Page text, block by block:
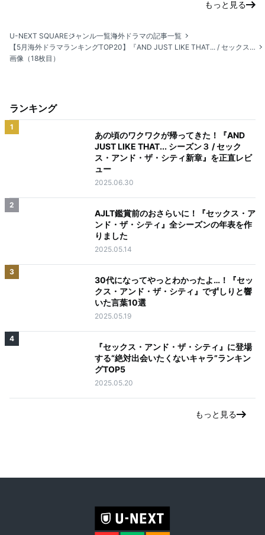
もっと見る
U-NEXT SQUAREジャンル一覧海外ドラマの記事一覧
【5月海外ドラマランキングTOP20】『AND JUST LIKE THAT... / セックス・アンド・ザ・シティ新章』新作リリースに合わせて関連作が上位に
画像（18枚目）
ランキング
1
あの頃のワクワクが帰ってきた！『AND
JUST LIKE THAT... シーズン３ / セック
ス・アンド・ザ・シティ新章』を正直レビ
ュー
2025.06.30
2
AJLT鑑賞前のおさらいに！『セックス・ア
ンド・ザ・シティ』全シーズンの年表を作
りました
2025.05.14
3
30代になってやっとわかったよ…！『セッ
クス・アンド・ザ・シティ』でずしりと響
いた言葉10選
2025.05.19
4
『セックス・アンド・ザ・シティ』に登場
する“絶対出会いたくないキャラ”ランキン
グTOP5
2025.05.20
もっと見る